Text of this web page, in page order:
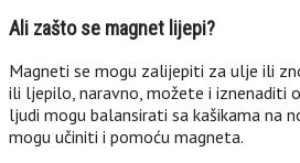
Ali zašto se magnet lijepi?
Magneti se mogu zalijepiti za ulje ili
ili ljepilo, naravno, možete i iznenaditi
ljudi mogu balansirati sa kašikama na
mogu učiniti i pomoću magneta.